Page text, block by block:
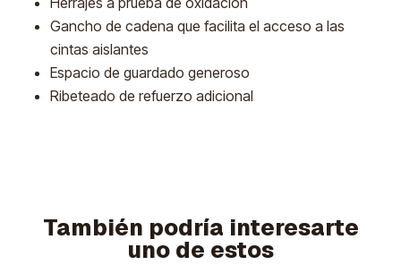
Gancho de cadena que facilita el acceso a las
cintas aislantes
Espacio de guardado generoso
Ribeteado de refuerzo adicional
También podría interesarte
uno de estos